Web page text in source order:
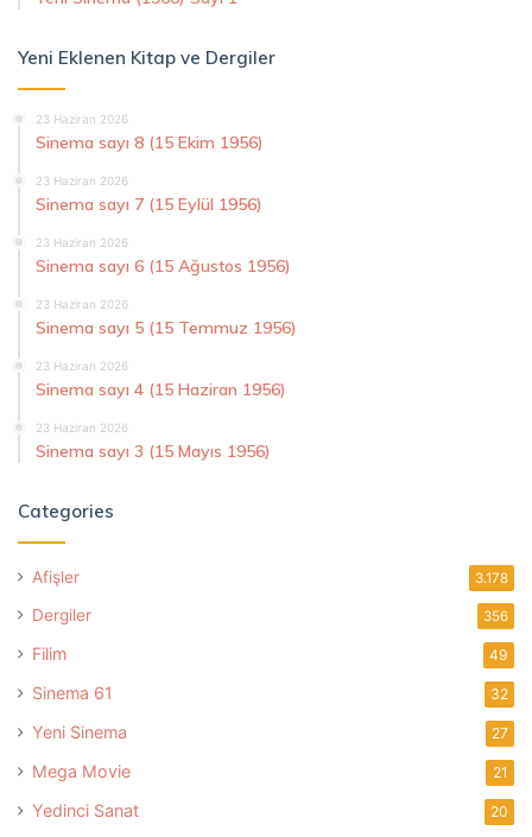
Yeni Eklenen Kitap ve Dergiler
23 Haziran 2026
Sinema sayı 8 (15 Ekim 1956)
23 Haziran 2026
Sinema sayı 7 (15 Eylül 1956)
23 Haziran 2026
Sinema sayı 6 (15 Ağustos 1956)
23 Haziran 2026
Sinema sayı 5 (15 Temmuz 1956)
23 Haziran 2026
Sinema sayı 4 (15 Haziran 1956)
23 Haziran 2026
Sinema sayı 3 (15 Mayıs 1956)
Categories
Afişler 3.178
Dergiler 356
Filim 49
Sinema 61 32
Yeni Sinema 27
Mega Movie 21
Yedinci Sanat 20